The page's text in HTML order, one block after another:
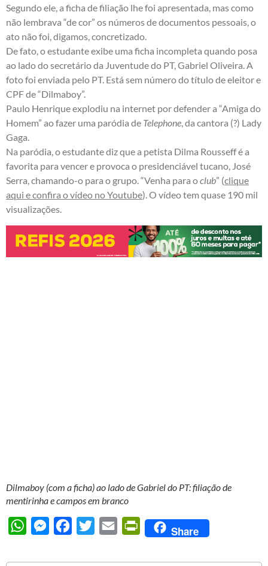
Segundo ele, a ficha de filiação lhe foi apresentada, mas como
não lembrava “de cor” os números de documentos pessoais, o
ato não foi, digamos, concretizado.
De fato, o estudante exibe uma ficha incompleta quando posa
ao lado do secretário da Juventude do PT, Gabriel Oliveira. A
foto foi enviada pelo PT. Está sem número do título de eleitor e
CPF de “Dilmaboy”.
Paulo Henrique explodiu na internet por defender a “Amiga do
Homem” ao fazer uma paródia de Telephone, da cantora (?) Lady
Gaga.
Na paródia, o estudante diz que a petista Dilma Rousseff é a
favorita para vencer e provoca o presidenciável tucano, José
Serra, chamando-o para o grupo. “Venha para oclub” (clique
aqui e confira o vídeo no Youtube). O vídeo tem quase 190 mil
visualizações.
Dilmaboy (com a ficha) ao lado de Gabriel do PT: filiação de
mentirinha e campos em branco
WhatsAppMessengerFacebook
Twitter Email PrintFriendly
Share